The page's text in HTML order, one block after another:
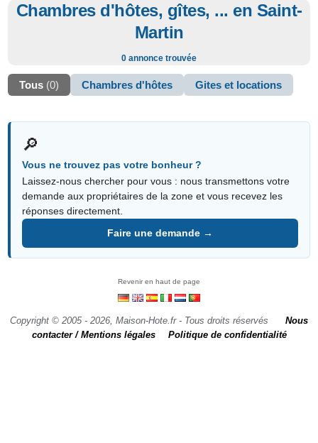
Chambres d'hôtes, gîtes, ... en Saint-
Martin
0 annonce trouvée
Tous (0) Chambres d'hôtes Gites et locations
🔎
Vous ne trouvez pas votre bonheur ?
Laissez-nous chercher pour vous : nous transmettons votre
demande aux propriétaires de la zone et vous recevez les
réponses directement.
Faire une demande →
Revenir en haut de page
Copyright © 2005 - 2026, Maison-Hote.fr - Tous droits réservés
Nous
contacter / Mentions légales
Politique de confidentialité